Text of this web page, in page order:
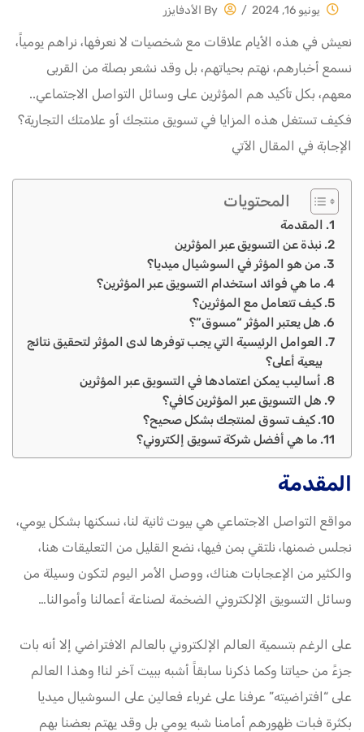
يونيو 16, 2024 / الأدفايزر
نعيش في هذه الأيام علاقات مع شخصيات لا نعرفها، نراهم يومياً،
نسمع أخبارهم، نهتم بحياتهم، بل وقد نشعر بصلة من القربى
معهم، بكل تأكيد هم المؤثرين على وسائل التواصل الاجتماعي..
فكيف تستغل هذه المزايا في تسويق منتجك أو علامتك التجارية؟
الإجابة في المقال الآتي
المحتويات
المقدمة
نبذة عن التسويق عبر المؤثرين
من هو المؤثر في السوشيال ميديا؟
ما هي فوائد استخدام التسويق عبر المؤثرين؟
كيف تتعامل مع المؤثرين؟
هل يعتبر المؤثر “مسوق”؟
العوامل الرئيسية التي يجب توفرها لدى المؤثر لتحقيق نتائج
بيعية أعلى؟
أساليب يمكن اعتمادها في التسويق عبر المؤثرين
هل التسويق عبر المؤثرين كافي؟
كيف تسوق لمنتجك بشكل صحيح؟
ما هي أفضل شركة تسويق إلكتروني؟
المقدمة
مواقع التواصل الاجتماعي هي بيوت ثانية لنا، نسكنها بشكل يومي،
نجلس ضمنها، نلتقي بمن فيها، نضع القليل من التعليقات هنا،
والكثير من الإعجابات هناك، ووصل الأمر اليوم لتكون وسيلة من
وسائل التسويق الإلكتروني الضخمة لصناعة أعمالنا وأموالنا…
على الرغم بتسمية العالم الإلكتروني بالعالم الافتراضي إلا أنه بات
جزءً من حياتنا وكما ذكرنا سابقاً أشبه ببيت آخر لنا! وهذا العالم
على “افتراضيته” عرفنا على غرباء فعالين على السوشيال ميديا
بكثرة فبات ظهورهم أمامنا شبه يومي بل وقد يهتم بعضنا بهم